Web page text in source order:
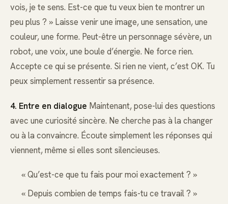
vois, je te sens. Est-ce que tu veux bien te montrer un
peu plus ? » Laisse venir une image, une sensation, une
couleur, une forme. Peut-être un personnage sévère, un
robot, une voix, une boule d’énergie. Ne force rien.
Accepte ce qui se présente. Si rien ne vient, c’est OK. Tu
peux simplement ressentir sa présence.
4. Entre en dialogue Maintenant, pose-lui des questions
avec une curiosité sincère. Ne cherche pas à la changer
ou à la convaincre. Écoute simplement les réponses qui
viennent, même si elles sont silencieuses.
« Qu’est-ce que tu fais pour moi exactement ? »
« Depuis combien de temps fais-tu ce travail ? »